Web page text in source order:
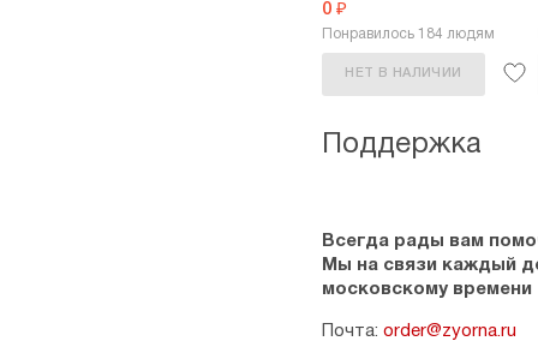
0 ₽
Понравилось 184 людям
НЕТ В НАЛИЧИИ
Поддержка
Всегда рады вам
Мы на связи каждый
московскому времени
Почта: order@zyorna.ru